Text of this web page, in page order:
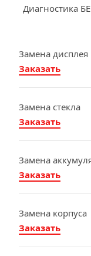
Диагностика
Замена дисплея
Заказать
Замена стекла
Заказать
Замена
Заказать
Замена корпуса
Заказать